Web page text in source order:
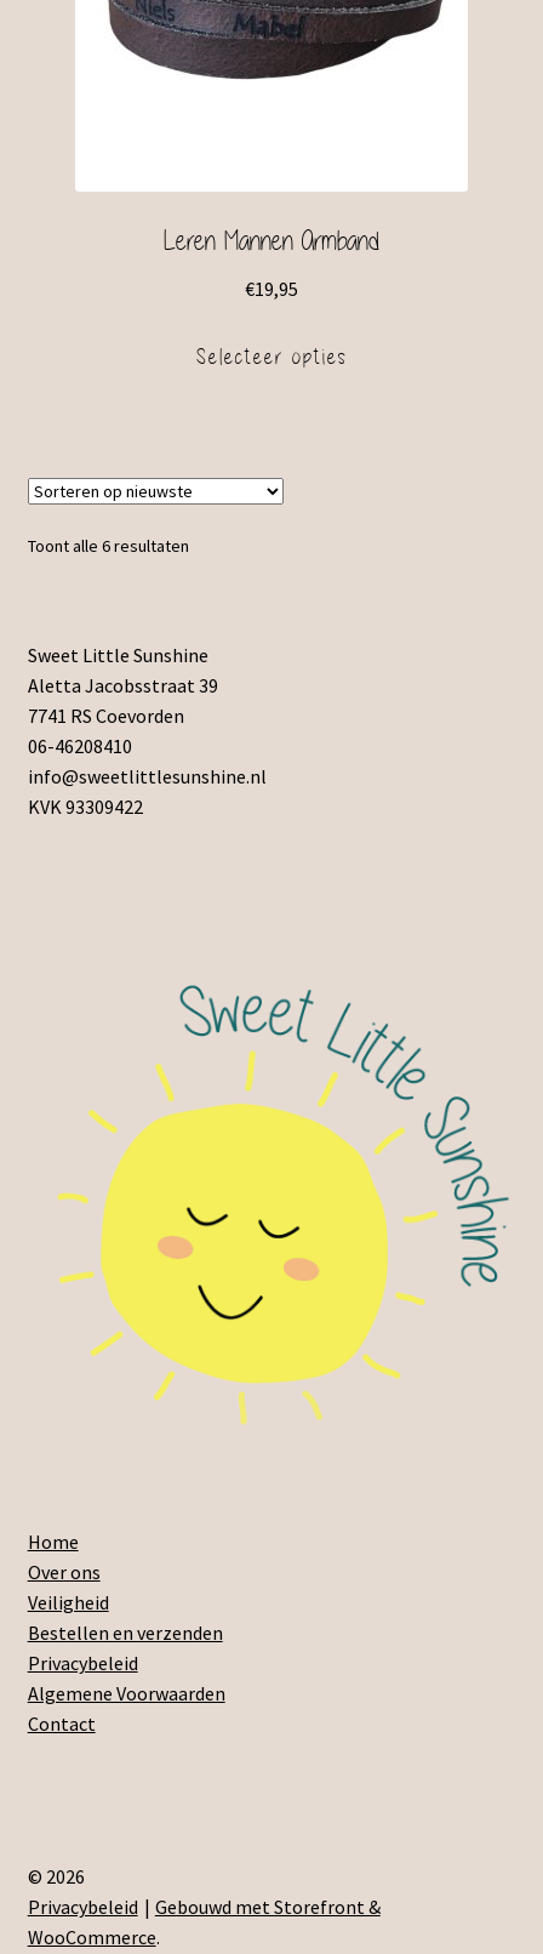
Leren Mannen Armband
€19,95
Selecteer opties
Toont alle 6 resultaten
Sweet Little Sunshine
Aletta Jacobsstraat 39
7741 RS Coevorden
06-46208410
info@sweetlittlesunshine.nl
KVK 93309422
Home
Over ons
Veiligheid
Bestellen en verzenden
Privacybeleid
Algemene Voorwaarden
Contact
© 2026
Privacybeleid
Gebouwd met Storefront &
WooCommerce.